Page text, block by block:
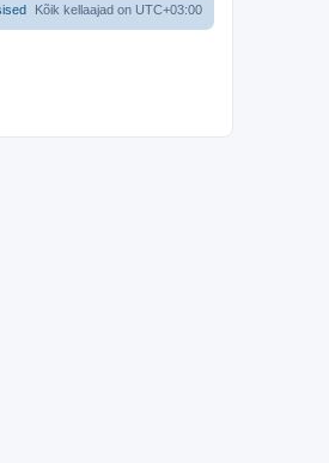
Kõik kellaajad on UTC+03:00